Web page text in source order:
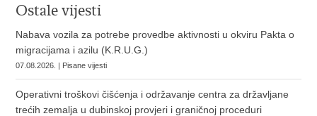
Ostale vijesti
Nabava vozila za potrebe provedbe aktivnosti u okviru Pakta o
migracijama i azilu (K.R.U.G.)
07.08.2026. | Pisane vijesti
Operativni troškovi čišćenja i održavanje centra za državljane
trećih zemalja u dubinskoj provjeri i graničnoj proceduri